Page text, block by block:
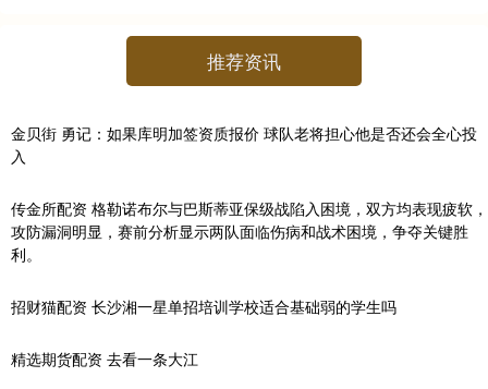
推荐资讯
金贝街 勇记：如果库明加签资质报价 球队老将担心他是否还会全心投
入
传金所配资 格勒诺布尔与巴斯蒂亚保级战陷入困境，双方均表现疲软，
攻防漏洞明显，赛前分析显示两队面临伤病和战术困境，争夺关键胜
利。
招财猫配资 长沙湘一星单招培训学校适合基础弱的学生吗
精选期货配资 去看一条大江